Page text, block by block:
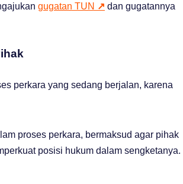
gugatan TUN ↗ dan gugatannya
perkara yang sedang berjalan, karena
proses perkara, bermaksud agar pihak
posisi hukum dalam sengketanya.